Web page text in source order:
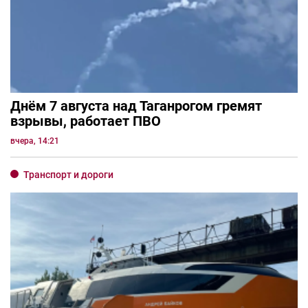
Днём 7 августа над Таганрогом гремят
взрывы, работает ПВО
вчера, 14:21
Транспорт и дороги